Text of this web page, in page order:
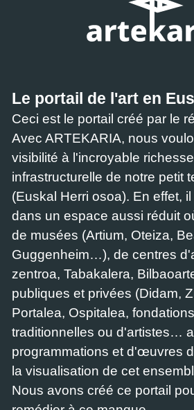
Le portail de l'art en
Ceci est le portail créé par le
Avec ARTEKARIA, nous
visibilité à l'incroyable
infrastructurelle de notre petit
(Euskal Herri osoa). En effet,
dans un espace aussi réduit
de musées (Artium, Oteiza,
Guggenheim…), de centres
zentroa, Tabakalera,
publiques et privées (Didam,
Portalea, Ospitalea,
traditionnelles ou d'artistes…
programmations et d'œuvres
la visualisation de cet
Nous avons créé ce portail